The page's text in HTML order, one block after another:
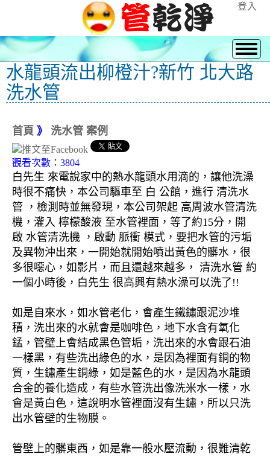
登入
水龍頭流出柳橙汁?新竹 北大路
洗水管
首頁 》 洗水管 案例
觀看次數：3804
白先生 來電說家中的熱水龍頭水用滴的，讓他洗澡
時很不痛快，本公司驅車至 白 公館，進行 清洗水
管 ，檢測時並無發現，本公司架起 高周波水管清洗
機，灌入 檸檬酸液 至水管裡面，等了約15分，開
啟 水管清洗機 ，啟動 脈衝 模式，要把水管的污垢
及異物沖出來，一開始就開始噴出黃色的髒水，很
多很噁心，如影片，而且還越來越多， 清洗水管 約
一個小時後，白先生 很高興有熱水澡可以洗了!!
如是自來水，如水管老化，會產生鐵鏽跟泥沙堆
積，洗出來的水就會是咖啡色，地下水含有氧化
錳，管壁上會結成黑色管垢，洗出來的水會跟石油
一樣黑，有些洗出綠色的水，是因為裡面有銅的物
質，生鏽產生銅綠，如是藍色的水，是因為水龍頭
合金的養化造成，有些水管洗出像洗米水一樣，水
會是黃白色，這說明水管裡面沒有生鏽，所以只洗
出水管壁的生物膜。
管壁上的髒東西，如是靠一般水壓流動，很難清乾